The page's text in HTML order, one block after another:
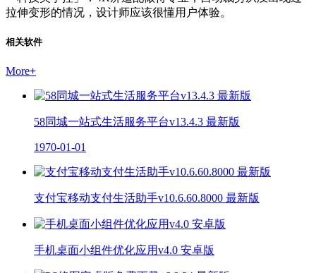
拉伸变形的情况，设计师应该很懂用户体验。
相关软件
More+
58同城一站式生活服务平台v13.4.3 最新版
1970-01-01
支付宝移动支付生活助手v10.6.60.8000 最新版
手机桌面小组件优化应用v4.0 安卓版